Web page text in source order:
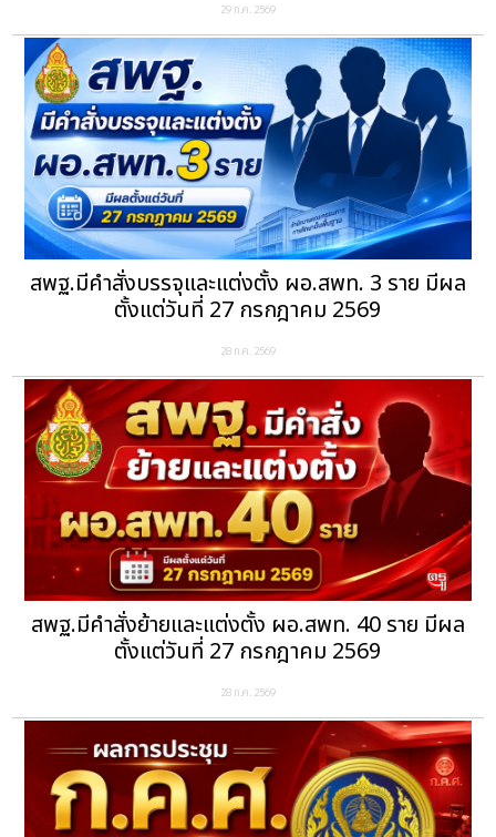
29 ก.ค. 2569
สพฐ.มีคำสั่งบรรจุและแต่งตั้ง ผอ.สพท. 3 ราย มีผล
ตั้งแต่วันที่ 27 กรกฎาคม 2569
28 ก.ค. 2569
สพฐ.มีคำสั่งย้ายและแต่งตั้ง ผอ.สพท. 40 ราย มีผล
ตั้งแต่วันที่ 27 กรกฎาคม 2569
28 ก.ค. 2569